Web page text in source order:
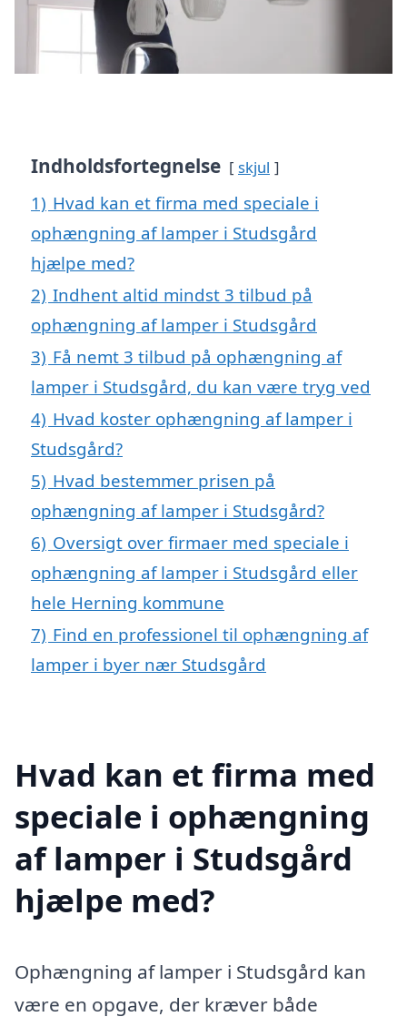
Indholdsfortegnelse skjul
1) Hvad kan et firma med speciale i
ophængning af lamper i Studsgård
hjælpe med?
2) Indhent altid mindst 3 tilbud på
ophængning af lamper i Studsgård
3) Få nemt 3 tilbud på ophængning af
lamper i Studsgård, du kan være tryg ved
4) Hvad koster ophængning af lamper i
Studsgård?
5) Hvad bestemmer prisen på
ophængning af lamper i Studsgård?
6) Oversigt over firmaer med speciale i
ophængning af lamper i Studsgård eller
hele Herning kommune
7) Find en professionel til ophængning af
lamper i byer nær Studsgård
Hvad kan et firma med
speciale i ophængning
af lamper i Studsgård
hjælpe med?
Ophængning af lamper i Studsgård kan
være en opgave, der kræver både